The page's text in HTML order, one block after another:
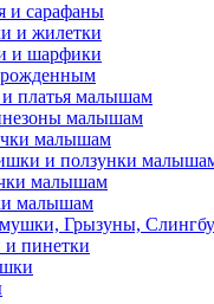
и сарафаны
и жилетки
и шарфики
платья малышам
малышам
малышам
и ползунки
малышам
малышам
Грызуны,
пинетки